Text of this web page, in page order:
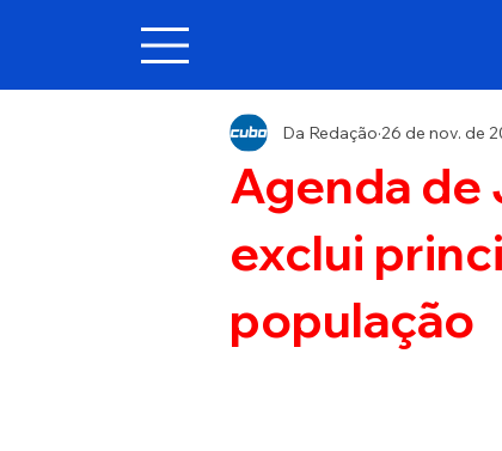
Agenda de
exclui
população
Da Redação 26 de nov. de